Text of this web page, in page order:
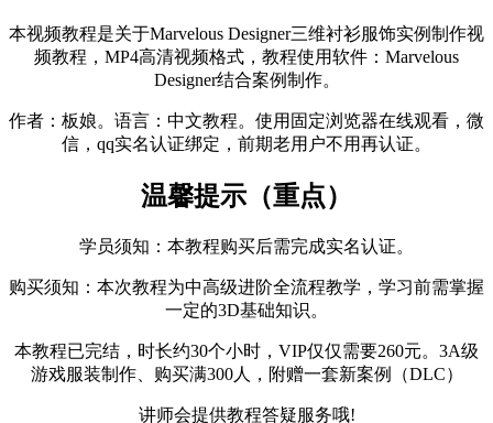
本视频教程是关于Marvelous Designer三维衬衫服饰实例制作视
频教程，MP4高清视频格式，教程使用软件：Marvelous
Designer结合案例制作。
作者：板娘。语言：中文教程。使用固定浏览器在线观看，微
信，qq实名认证绑定，前期老用户不用再认证。
温馨提示（重点）
学员须知：本教程购买后需完成实名认证。
购买须知：本次教程为中高级进阶全流程教学，学习前需掌握
一定的3D基础知识。
本教程已完结，时长约30个小时，VIP仅仅需要260元。3A级
游戏服装制作、购买满300人，附赠一套新案例（DLC）
讲师会提供教程答疑服务哦!